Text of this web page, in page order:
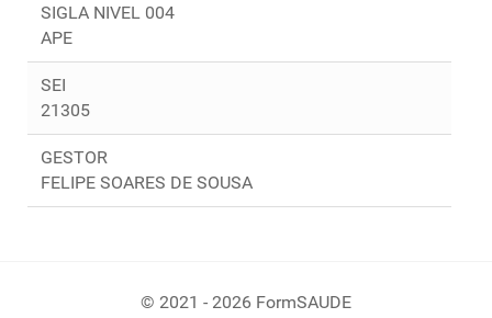
SIGLA NIVEL 004
APE
SEI
21305
GESTOR
FELIPE SOARES DE SOUSA
© 2021 - 2026 FormSAUDE